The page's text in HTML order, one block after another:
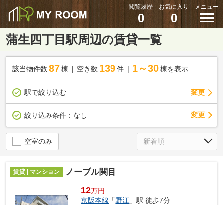
閲覧履歴
0
お気に入り
0
メニュー
蒲生四丁目駅周辺の賃貸一覧
該当物件数 87棟 空き数 139 件 1～30 棟を表示
駅で絞り込む 変更
絞り込み条件： なし 変更
空室のみ
賃貸 | マンション ノーブル関目
12万円
京阪本線 「野江 」駅 徒歩7分